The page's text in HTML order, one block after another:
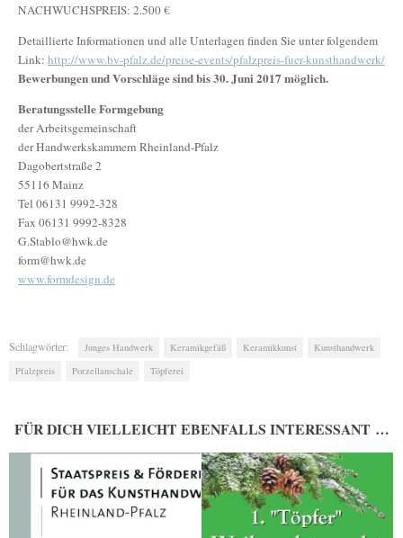
NACHWUCHSPREIS: 2.500 €
Detaillierte Informationen und alle Unterlagen finden Sie unter folgendem
Link: http://www.bv-pfalz.de/preise-events/pfalzpreis-fuer-kunsthandwerk/
Bewerbungen und Vorschläge sind bis 30. Juni 2017 möglich.
Beratungsstelle Formgebung
der Arbeitsgemeinschaft
der Handwerkskammern Rheinland-Pfalz
Dagobertstraße 2
55116 Mainz
Tel 06131 9992-328
Fax 06131 9992-8328
G.Stablo@hwk.de
form@hwk.de
www.formdesign.de
Schlagwörter: Junges Handwerk Keramikgefäß Keramikkunst
Kunsthandwerk
Pfalzpreis
Porzellanschale Töpferei
FÜR DICH VIELLEICHT EBENFALLS INTERESSANT …